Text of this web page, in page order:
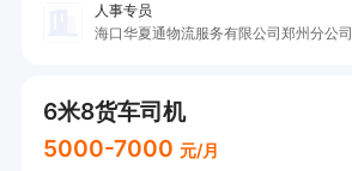
人事专员
海口华夏通物流服务有限公司郑州分公司
6米8货车司机
5000-7000 元/月